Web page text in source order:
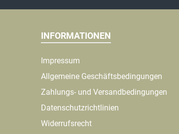
INFORMATIONEN
Impressum
Allgemeine Geschäftsbedingungen
Zahlungs- und Versandbedingungen
Datenschutzrichtlinien
Widerrufsrecht